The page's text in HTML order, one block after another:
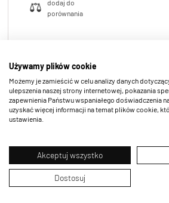
Używamy plików cookie
Możemy je zamieścić w celu analizy danych
ulepszenia naszej strony internetowej, pokazania
zapewnienia Państwu wspaniałego doświadczenia
uzyskać więcej informacji na temat plików cookie,
ustawienia.
Akceptuj wszystko
Dostosuj